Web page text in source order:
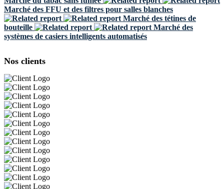
Marché des FFU et des filtres pour salles blanches
Marché des tétines de
bouteille
Marché des
systèmes de casiers intelligents automatisés
Nos clients